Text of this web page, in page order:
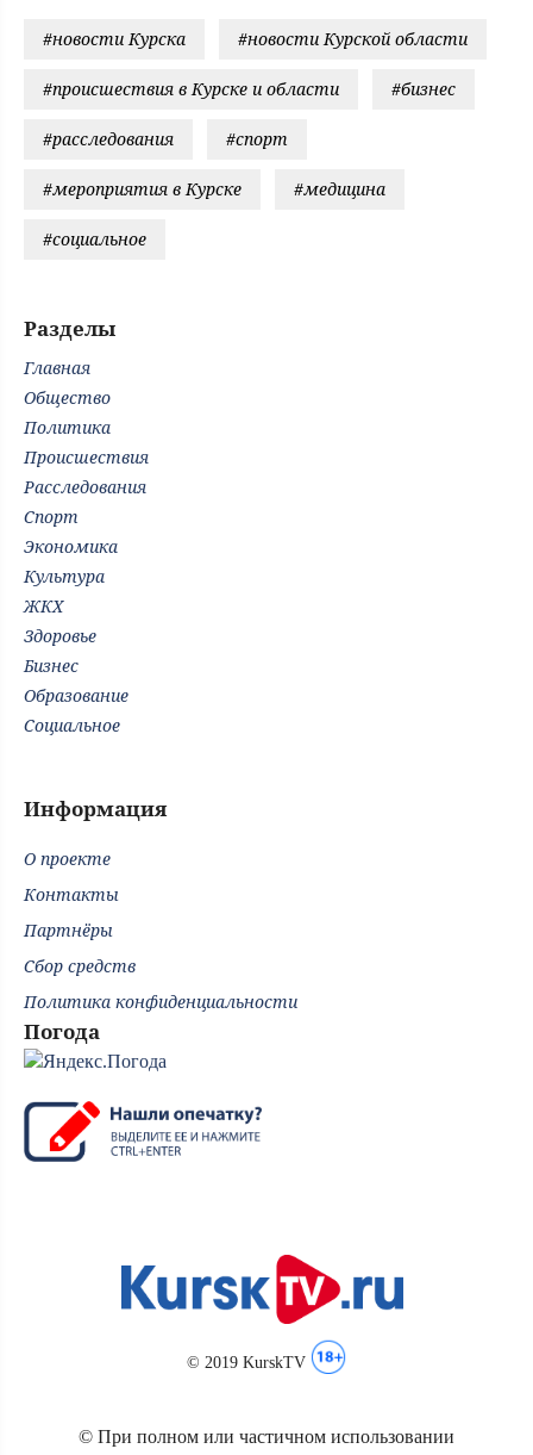
#новости Курска #новости Курской области
#происшествия в Курске и области #бизнес
#расследования #спорт
#мероприятия в Курске #медицина
#социальное
Разделы
Главная
Общество
Политика
Происшествия
Расследования
Спорт
Экономика
Культура
ЖКХ
Здоровье
Бизнес
Образование
Социальное
Информация
О проекте
Контакты
Партнёры
Сбор средств
Политика конфиденциальности
Погода
© 2019 KurskTV
© При полном или частичном использовании